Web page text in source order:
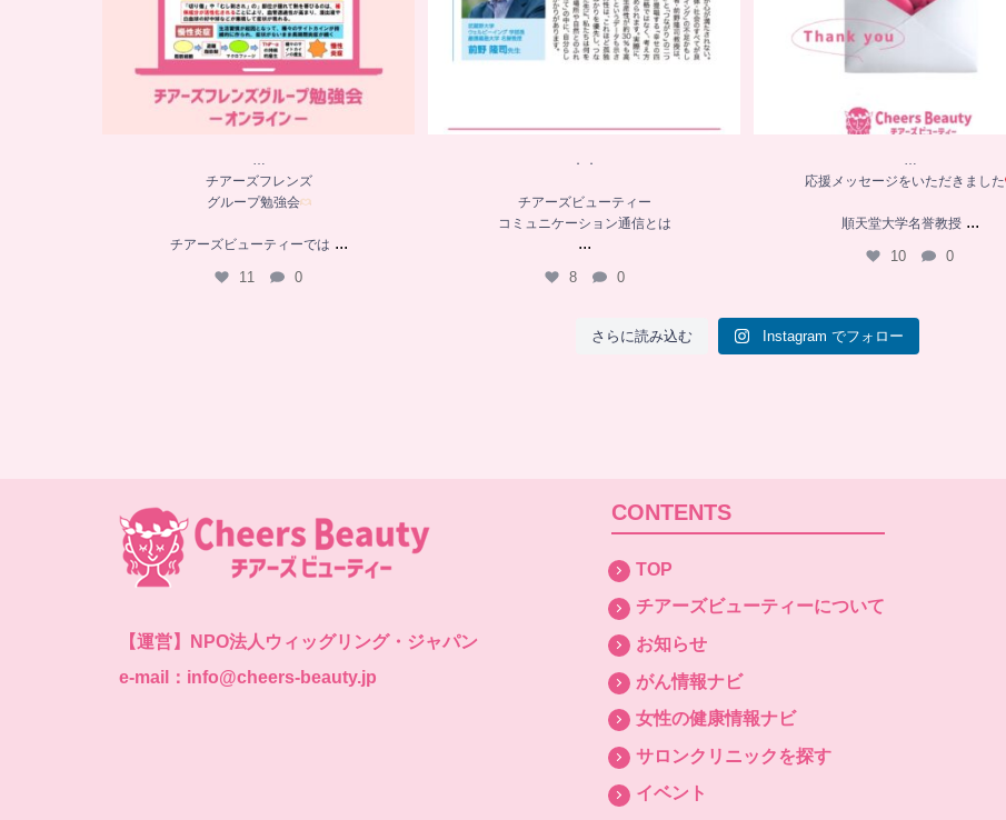
…
チアーズフレンズ
グループ勉強会
チアーズビューティーでは ...
11 0
．．
チアーズビューティー
コミュニケーション通信とは
...
8 0
…
応援メッセージをいただきました
順天堂大学名誉教授 ...
10 0
さらに読み込む Instagram でフォロー
【運営】
NPO法人ウィッグリング・ジャパン
e-mail：info@cheers-beauty.jp
CONTENTS
TOP
チアーズビューティーについて
お知らせ
がん情報ナビ
女性の健康情報ナビ
サロンクリニックを探す
イベント